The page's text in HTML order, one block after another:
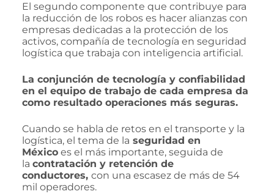
El segundo componente que contribuye para
la reducción de los robos es hacer alianzas con
empresas dedicadas a la protección de los
activos, compañía de tecnología en seguridad
logística que trabaja con inteligencia artificial.
La conjunción de tecnología y confiabilidad
en el equipo de trabajo de cada empresa da
como resultado operaciones más seguras.
Cuando se habla de retos en el transporte y la
logística, el tema de la seguridad en
Méxicoes el más importante, seguida de
la contratación y retención de
conductores, con una escasez de más de 54
mil operadores.